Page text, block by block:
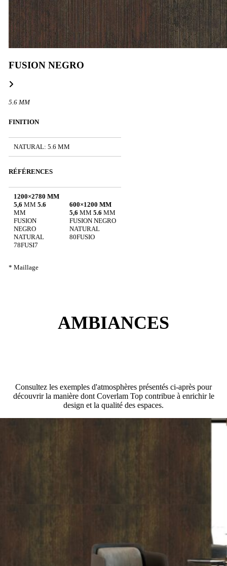
FUSION NEGRO
5.6 MM
FINITION
NATURAL: 5.6 MM
RÉFÉRENCES
1200×2780 MM
5,6 MM 5.6
MM
FUSION
NEGRO
NATURAL
78FUSI7
600×1200 MM
5,6 MM 5.6 MM
FUSION NEGRO
NATURAL
80FUSIO
* Maillage
AMBIANCES
Consultez les exemples d'atmosphères présentés ci-après pour
découvrir la manière dont Coverlam Top contribue à enrichir le
design et la qualité des espaces.